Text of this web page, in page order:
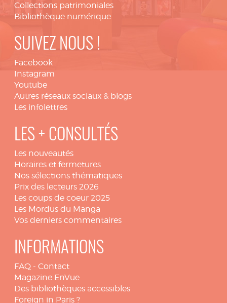
Collections patrimoniales
Bibliothèque numérique
SUIVEZ NOUS !
Facebook
Instagram
Youtube
Autres réseaux sociaux & blogs
Les infolettres
LES + CONSULTÉS
Les nouveautés
Horaires et fermetures
Nos sélections thématiques
Prix des lecteurs 2026
Les coups de coeur 2025
Les Mordus du Manga
Vos derniers commentaires
INFORMATIONS
FAQ - Contact
Magazine EnVue
Des bibliothèques accessibles
Foreign in Paris ?